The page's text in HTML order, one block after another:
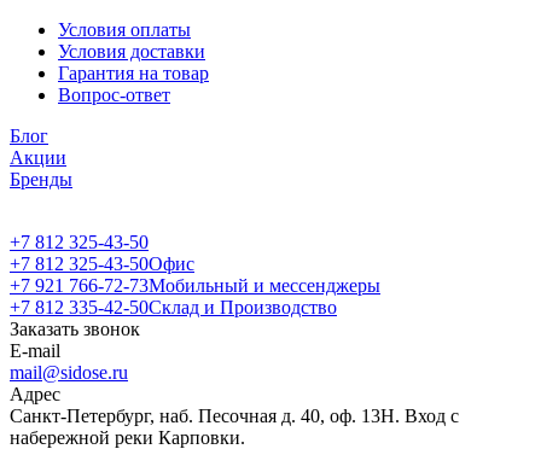
Условия оплаты
Условия доставки
Гарантия на товар
Вопрос-ответ
Блог
Акции
Бренды
+7 812 325-43-50
+7 812 325-43-50Офис
+7 921 766-72-73Мобильный и мессенджеры
+7 812 335-42-50Склад и Производство
Заказать звонок
E-mail
mail@sidose.ru
Адрес
Санкт-Петербург, наб. Песочная д. 40, оф. 13Н. Вход с
набережной реки Карповки.